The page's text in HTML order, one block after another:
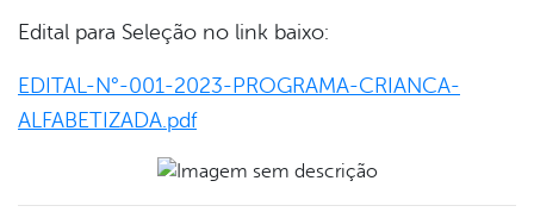
Edital para Seleção no link baixo:
EDITAL-N°-001-2023-PROGRAMA-CRIANCA-
ALFABETIZADA.pdf